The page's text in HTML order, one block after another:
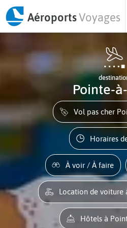
AéroportsVoyages
Pointe-
Vol pas cher
Horaires
À voir / À faire
Location de
Hôtels à